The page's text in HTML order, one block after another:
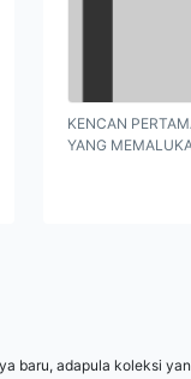
KENCAN
YANG
baru, adapula koleksi